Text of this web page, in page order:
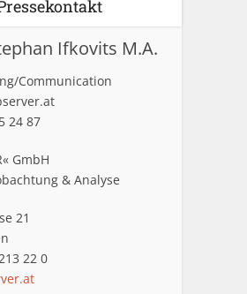
Ifkovits M.A.
Communication
24 87
GmbH
& Analyse
21
22 0